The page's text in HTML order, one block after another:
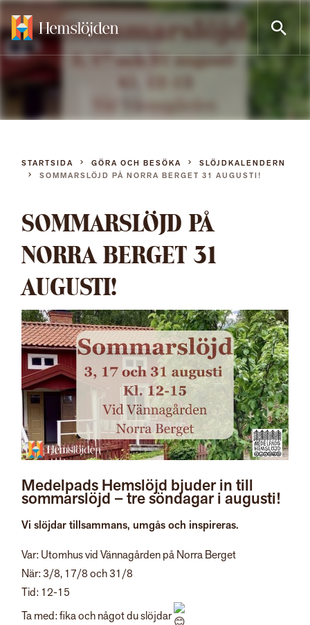
Gå
direkt
till
innehållet
STARTSIDA GÖRA OCH BESÖKA
SLÖJDKALENDERN
SOMMARSLÖJD PÅ NORRA BERGET 31 AUGUSTI!
SOMMARSLÖJD PÅ
NORRA BERGET 31
AUGUSTI!
Medelpads Hemslöjd bjuder in till
sommarslöjd – tre söndagar i augusti!
Vi slöjdar tillsammans, umgås och inspireras.
Var: Utomhus vid Vännagården på Norra Berget
När: 3/8, 17/8 och 31/8
Tid: 12-15
Ta med: fika och något du slöjdar